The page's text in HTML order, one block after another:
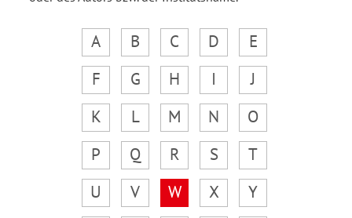
A B C D
E
F
G H I
J
K
L M N
O
P
Q R S
T
U
V W X
Y